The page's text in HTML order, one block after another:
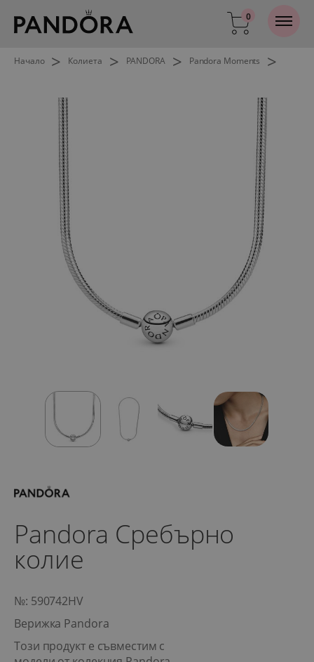
0
Начало > Колиета > PANDORA > Pandora Moments >
Pandora Сребърно
колие
№: 590742HV
Верижка Pandora
Този продукт е съвместим с